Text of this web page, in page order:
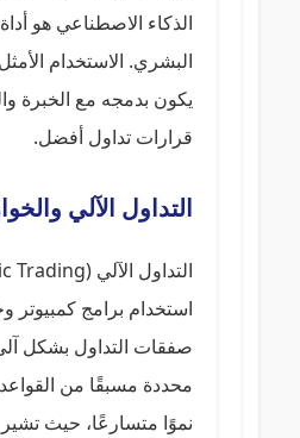
الذكاء الاصطناعي هو
البشري. الاستخدام
يكون بدمجه مع الخبرة
قرارات تداول أفضل.
التداول الآلي
استخدام برامج كمبيوتر
صفقات التداول بشكل
محددة مسبقًا من
نموًا متسارعًا، حيث تشير